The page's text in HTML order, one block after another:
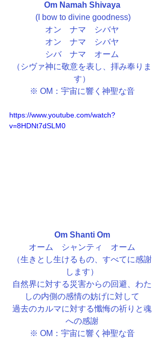
Om Namah Shivaya
(I bow to divine goodness)
オン　ナマ　シバヤ
オン　ナマ　シバヤ
シバ　ナマ　オーム
（シヴァ神に敬意を表し、拝み奉りま
す）
​※ OM：宇宙に響く神聖な音
https://www.youtube.com/watch?
v=8HDNt7dSLM0
Om Shanti Om
オーム　シャンティ　オーム
（生きとし生けるもの、すべてに感謝
します）
自然界に対する災害からの回避、わた
しの内側の感情の妨げに対して
過去のカルマに対する懺悔の祈りと魂
への感謝
​※ OM：宇宙に響く神聖な音